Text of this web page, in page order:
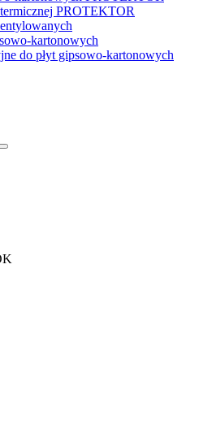
PROTEKTOR
kartonowych
do płyt gipsowo-kartonowych